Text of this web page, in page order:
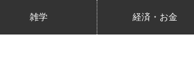
雑学 経済・お金